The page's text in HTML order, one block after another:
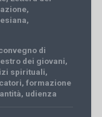
,
,
di
dei giovani,
spirituali,
, formazione
, udienza